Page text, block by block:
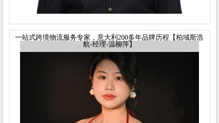
一站式跨境物流服务专家，意大利200多年品牌历程【柏域斯浩
航-经理-温柳萍】